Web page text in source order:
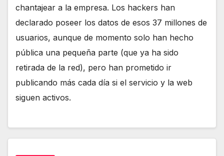
chantajear a la empresa. Los hackers han
declarado poseer los datos de esos 37 millones de
usuarios, aunque de momento solo han hecho
pública una pequeña parte (que ya ha sido
retirada de la red), pero han prometido ir
publicando más cada día si el servicio y la web
siguen activos.